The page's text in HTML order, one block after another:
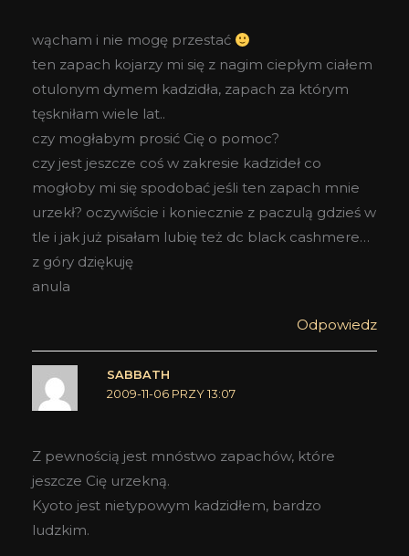
wącham i nie mogę przestać
ten zapach kojarzy mi się z nagim ciepłym ciałem
otulonym dymem kadzidła, zapach za którym
tęskniłam wiele lat..
czy mogłabym prosić Cię o pomoc?
czy jest jeszcze coś w zakresie kadzideł co
mogłoby mi się spodobać jeśli ten zapach mnie
urzekł? oczywiście i koniecznie z paczulą gdzieś w
tle i jak już pisałam lubię też dc black cashmere…
z góry dziękuję
anula
Odpowiedz
SABBATH
2009-11-06 PRZY 13:07
Z pewnością jest mnóstwo zapachów, które
jeszcze Cię urzekną.
Kyoto jest nietypowym kadzidłem, bardzo
ludzkim.